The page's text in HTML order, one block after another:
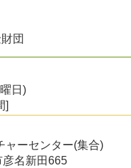
団
日)
]
ャーセンター(集合)
彦名新田665